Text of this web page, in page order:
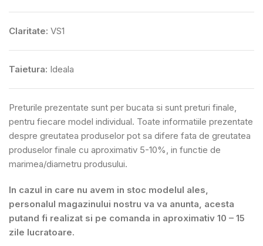
Claritate: VS1
Taietura: Ideala
Preturile prezentate sunt per bucata si sunt preturi finale,
pentru fiecare model individual. Toate informatiile prezentate
despre greutatea produselor pot sa difere fata de greutatea
produselor finale cu aproximativ 5-10%, in functie de
marimea/diametru produsului.
In cazul in care nu avem in stoc modelul ales,
personalul magazinului nostru va va anunta, acesta
putand fi realizat si pe comanda in aproximativ 10 – 15
zile lucratoare.